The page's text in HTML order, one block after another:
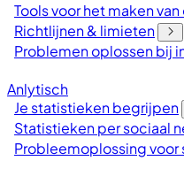
Tools voor het maken
Richtlijnen & limieten
Problemen oplossen bij
Anlytisch
Je statistieken begrijpen
Statistieken per sociaal
Probleemoplossing